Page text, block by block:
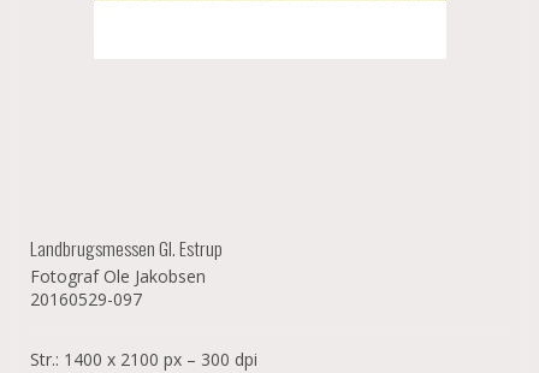
Landbrugsmessen Gl. Estrup
Fotograf Ole Jakobsen
20160529-097
Str.: 1400 x 2100 px – 300 dpi